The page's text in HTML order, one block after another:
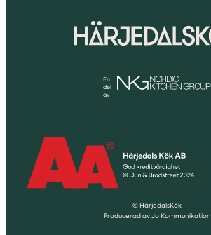
En
del
av
© HärjedalsKök
Producerad av Jo Kommunikation